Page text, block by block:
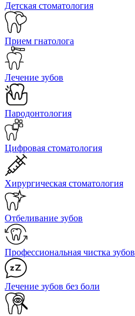
Детская стоматология
Прием гнатолога
Лечение зубов
Пародонтология
Цифровая стоматология
Хирургическая стоматология
Отбеливание зубов
Профессиональная чистка зубов
Лечение зубов без боли